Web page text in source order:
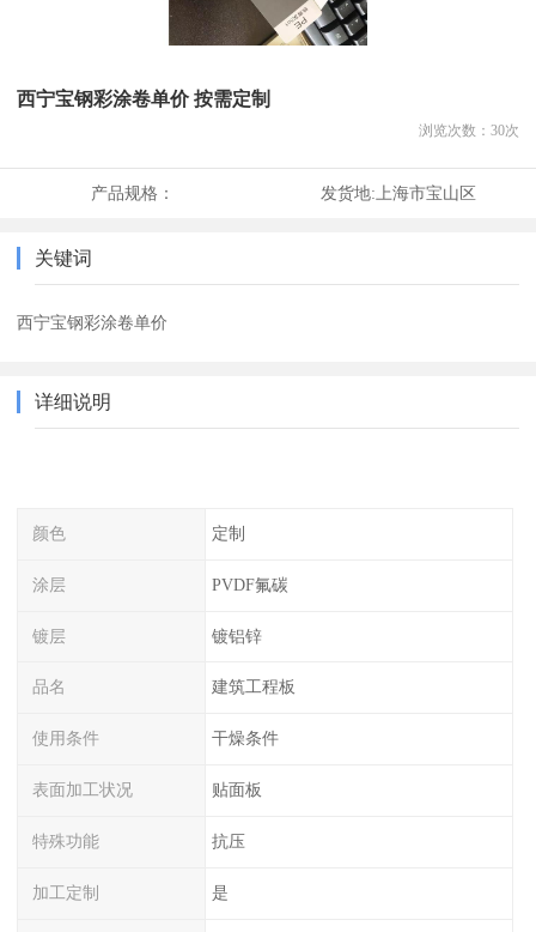
西宁宝钢彩涂卷单价 按需定制
浏览次数： 30次
产品规格： 发货地: 上海市宝山区
关键词
西宁宝钢彩涂卷单价
详细说明
颜色 定制
涂层 PVDF氟碳
镀层 镀铝锌
品名 建筑工程板
使用条件 干燥条件
表面加工状况 贴面板
特殊功能 抗压
加工定制 是